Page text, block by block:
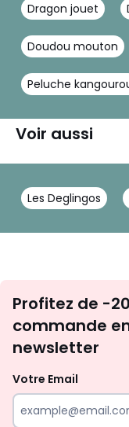
Dragon jouet
Doudou mouton
Peluche
Voir aussi
Les Deglingos
Profitez de -
commande
newsletter
Votre Email